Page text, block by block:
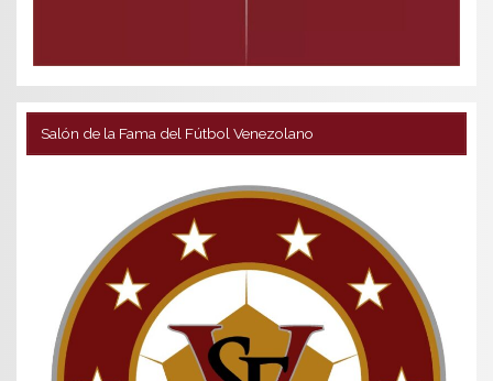
Salón de la Fama del Fútbol Venezolano